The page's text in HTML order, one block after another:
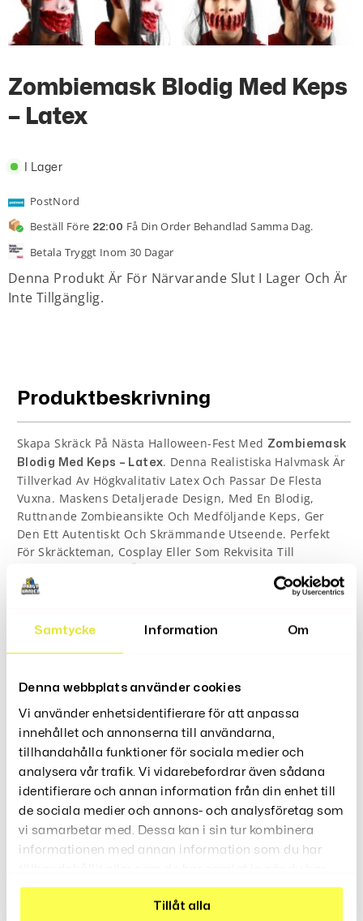
Samtycke Information Om
Denna webbplats använder cookies
Vi använder enhetsidentifierare för att anpassa
innehållet och annonserna till användarna,
tillhandahålla funktioner för sociala medier och
analysera vår trafik. Vi vidarebefordrar även sådana
identifierare och annan information från din enhet till
de sociala medier och annons- och analysföretag som
vi samarbetar med. Dessa kan i sin tur kombinera
informationen med annan information som du har
använt deras tjänster.
Tillåt alla
Zombiemask Blodig Med Keps
– Latex
I Lager
PostNord
Beställ Före 22:00 Få Din Order Behandlad Samma Dag.
Betala Tryggt Inom 30 Dagar
Denna Produkt Är För Närvarande Slut I Lager Och Är
Inte Tillgänglig.
Produktbeskrivning
Skapa Skräck På Nästa Halloween-Fest Med Zombiemask
Blodig Med Keps – Latex. Denna Realistiska Halvmask Är
Tillverkad Av Högkvalitativ Latex Och Passar De Flesta
Vuxna. Maskens Detaljerade Design, Med En Blodig,
Ruttnande Zombieansikte Och Medföljande Keps, Ger
Den Ett Autentiskt Och Skrämmande Utseende. Perfekt
För Skräckteman, Cosplay Eller Som Rekvisita Till
Halloween. Masken Är Lätt Att Bära Och Sitter Bekvämt
Under Hela Festen.
Material:
Användning:Halloween, maskerad, skräckteman,
cosplay
Recensioner (0)
Relaterade Produkter